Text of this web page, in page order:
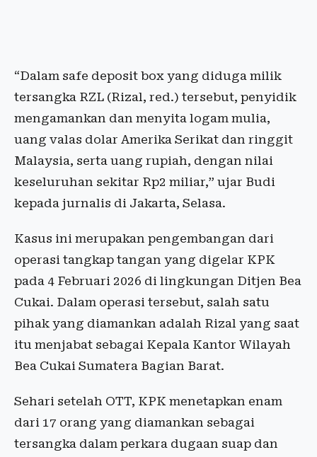
“Dalam safe deposit box yang diduga milik
tersangka RZL (Rizal, red.) tersebut, penyidik
mengamankan dan menyita logam mulia,
uang valas dolar Amerika Serikat dan ringgit
Malaysia, serta uang rupiah, dengan nilai
keseluruhan sekitar Rp2 miliar,” ujar Budi
kepada jurnalis di Jakarta, Selasa.
Kasus ini merupakan pengembangan dari
operasi tangkap tangan yang digelar KPK
pada 4 Februari 2026 di lingkungan Ditjen Bea
Cukai. Dalam operasi tersebut, salah satu
pihak yang diamankan adalah Rizal yang saat
itu menjabat sebagai Kepala Kantor Wilayah
Bea Cukai Sumatera Bagian Barat.
Sehari setelah OTT, KPK menetapkan enam
dari 17 orang yang diamankan sebagai
tersangka dalam perkara dugaan suap dan